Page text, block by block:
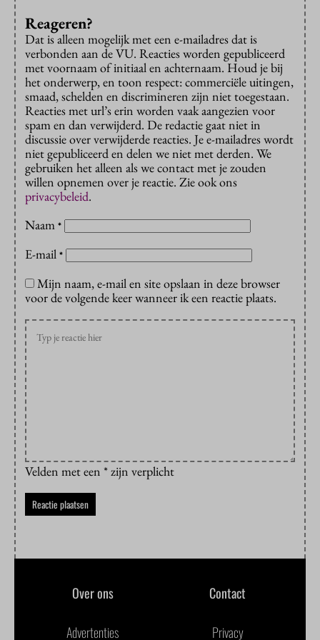
Reageren?
Dat is alleen mogelijk met een e-mailadres dat is
verbonden aan de VU. Reacties worden gepubliceerd
met voornaam of initiaal en achternaam. Houd je bij
het onderwerp, en toon respect: commerciële uitingen,
smaad, schelden en discrimineren zijn niet toegestaan.
Reacties met url’s erin worden vaak aangezien voor
spam en dan verwijderd. De redactie gaat niet in
discussie over verwijderde reacties. Je e-mailadres wordt
niet gepubliceerd en delen we niet met derden. We
gebruiken het alleen als we contact met je zouden
willen opnemen over je reactie. Zie ook ons
privacybeleid.
Naam *
E-mail *
Mijn naam, e-mail en site opslaan in deze browser
voor de volgende keer wanneer ik een reactie plaats.
Velden met een * zijn verplicht
Over ons Contact
Advertenties Privacy